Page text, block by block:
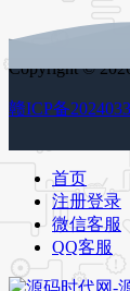
Copyright ©
赣ICP备
首页
注册登录
微信客服
QQ客服